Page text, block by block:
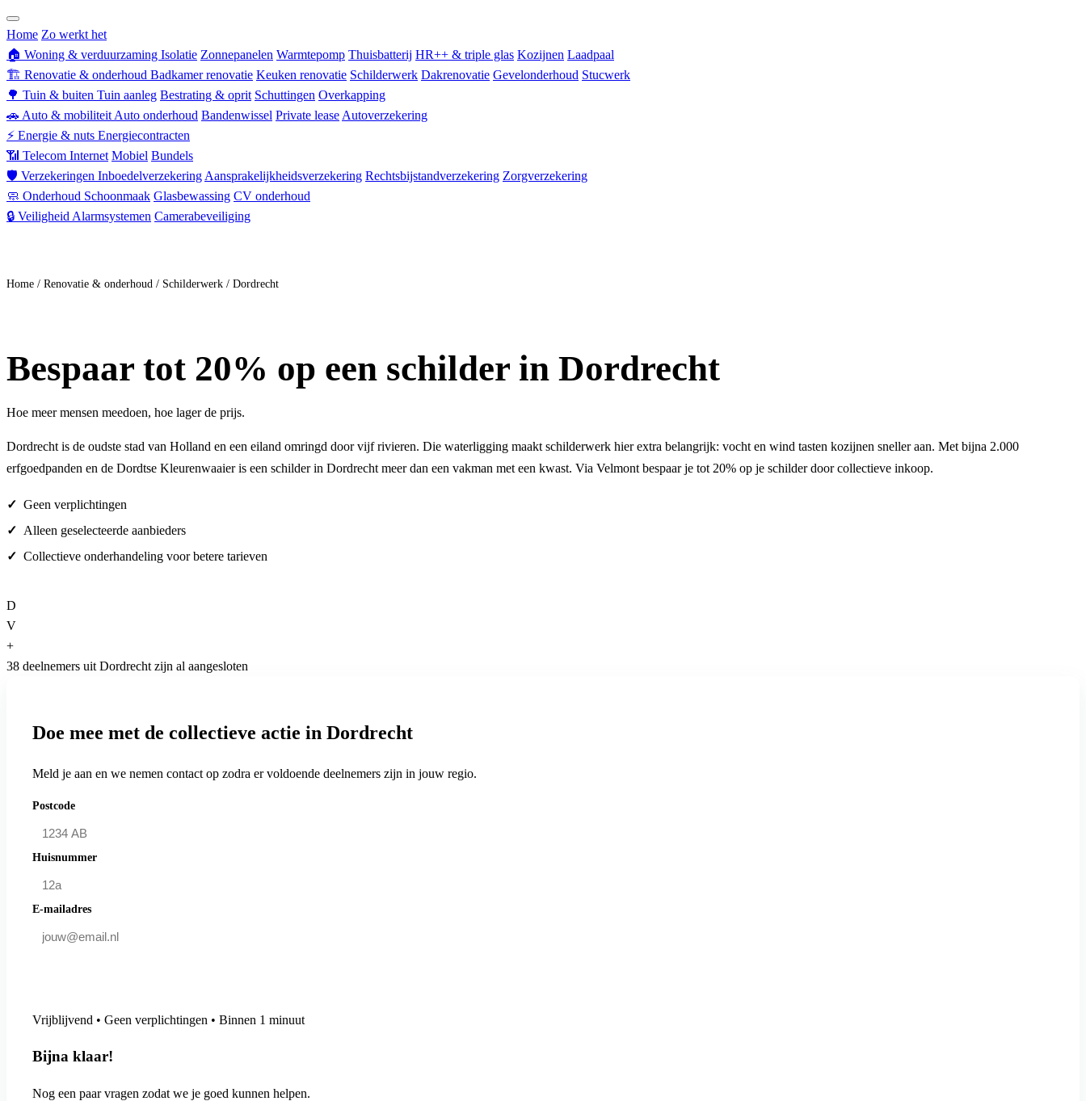
Home Zo werkt het
🏠 Woning & verduurzaming Isolatie Zonnepanelen Warmtepomp Thuisbatterij HR++ & triple glas Kozijnen Laadpaal
🏗 Renovatie & onderhoud Badkamer renovatie Keuken renovatie Schilderwerk Dakrenovatie Gevelonderhoud Stucwerk
🌳 Tuin & buiten Tuin aanleg Bestrating & oprit Schuttingen Overkapping
🚗 Auto & mobiliteit Auto onderhoud Bandenwissel Private lease Autoverzekering
⚡ Energie & nuts Energiecontracten
📶 Telecom Internet Mobiel Bundels
🛡 Verzekeringen Inboedelverzekering Aansprakelijkheidsverzekering Rechtsbijstandverzekering Zorgverzekering
🧼 Onderhoud Schoonmaak Glasbewassing CV onderhoud
🔒 Veiligheid Alarmsystemen Camerabeveiliging
Home / Renovatie & onderhoud / Schilderwerk / Dordrecht
Bespaar tot 20% op een schilder in Dordrecht
Hoe meer mensen meedoen, hoe lager de prijs.
Dordrecht is de oudste stad van Holland en een eiland omringd door vijf rivieren. Die waterligging maakt schilderwerk hier extra belangrijk: vocht en wind tasten kozijnen sneller aan. Met bijna 2.000
erfgoedpanden en de Dordtse Kleurenwaaier is een schilder in Dordrecht meer dan een vakman met een kwast. Via Velmont bespaar je tot 20% op je schilder door collectieve inkoop.
Geen verplichtingen
Alleen geselecteerde aanbieders
Collectieve onderhandeling voor betere tarieven
D
V
+
38 deelnemers uit Dordrecht zijn al aangesloten
Doe mee met de collectieve actie in Dordrecht
Meld je aan en we nemen contact op zodra er voldoende deelnemers zijn in jouw regio.
Postcode
Huisnummer
E-mailadres
Vrijblijvend • Geen verplichtingen • Binnen 1 minuut
Bijna klaar!
Nog een paar vragen zodat we je goed kunnen helpen.